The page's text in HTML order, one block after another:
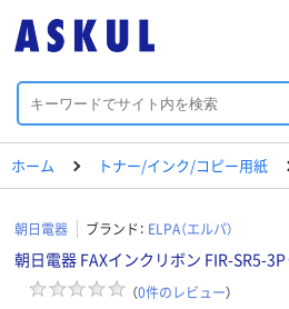
ホーム トナー/インク/コピー用紙
朝日電器 ブランド： ELPA（エルパ）
朝日電器 FAXインクリボン FIR-SR5-3P
（0件のレビュー）